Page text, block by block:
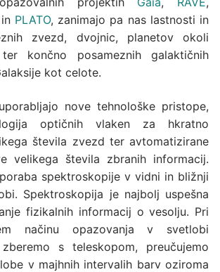
in PLATO, zanimajo pa nas lastnosti in
zvezd, dvojnic, planetov okoli
končno posameznih galaktičnih
kot celote.
nove tehnološke pristope,
optičnih vlaken za hkratno
števila zvezd ter avtomatizirane
velikega števila zbranih informacij.
spektroskopije v vidni in bližnji
Spektroskopija je najbolj uspešna
fizikalnih informacij o vesolju. Pri
načinu opazovanja v svetlobi
s teleskopom, preučujemo
v majhnih intervalih barv oziroma